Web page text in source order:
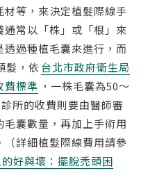
等，來決定植髮際線手
常以「株」或「根」來
過種植毛囊來進行，而
髮，依 台北市政府衛生局
費標準 ，一株毛囊為50～
所的收費則要由醫師審
囊數量，再加上手術用
詳細植髮際線費用請參
好與壞：擺脫禿頭困